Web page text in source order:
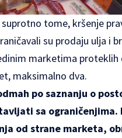
tome, kršenje
su prodaju ulja i
marketima proteklih
maksimalno dva.
po saznanju o
sa ograničenjima.
od strane marketa,